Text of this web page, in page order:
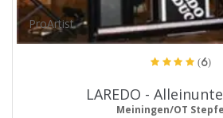
ProArtist
(6)
LAREDO -
Meiningen/OT